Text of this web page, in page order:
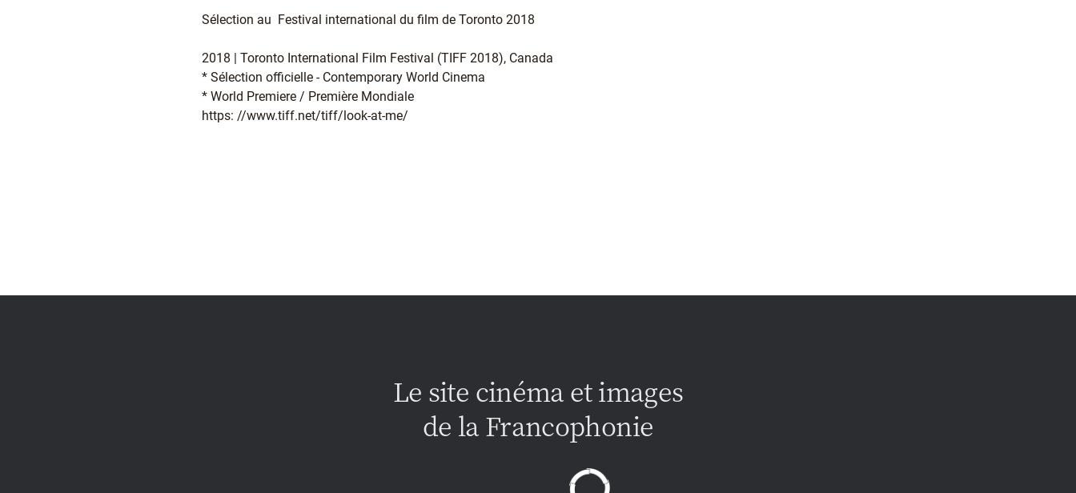
Sélection au Festival international du film de Toronto 2018
2018 | Toronto International Film Festival (TIFF 2018), Canada
* Sélection officielle - Contemporary World Cinema
* World Premiere / Première Mondiale
https: //www.tiff.net/tiff/look-at-me/
Le site cinéma et images
de la Francophonie